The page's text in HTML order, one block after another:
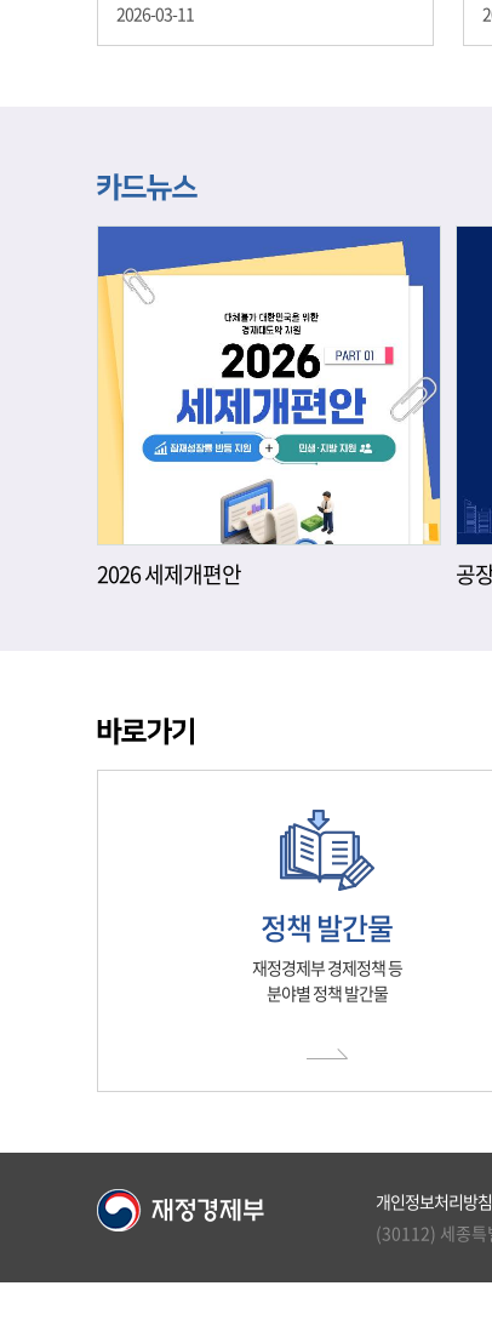
년물 900억원, 20년물 300억원입니다. 그렇다
면 3월 개인투자용 국채의 총 발행 예정 금액은
은 인스타그램 개별 DM으로 폼링크를 전달드립
니다.
2026-03-11
2026 세제개편안 공
정책 발간물
재정경제부 경제정책 등
분야별 정책 발간물
개인정보처리방침
(30112) 세종특